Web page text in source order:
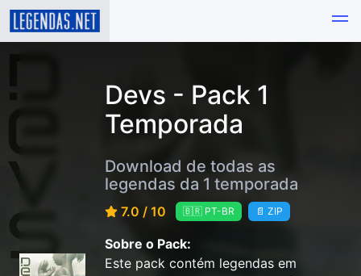
Devs - Pack 1
Temporada
Download de todas as
legendas da 1 temporada
7.0 / 10 🇧🇷 PT-BR 📄 ZIP
Sobre o Pack:
Este pack contém legendas em